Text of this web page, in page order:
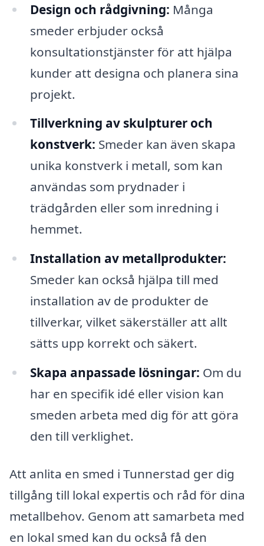
Design och rådgivning: Många
smeder erbjuder också
konsultationstjänster för att hjälpa
kunder att designa och planera sina
projekt.
Tillverkning av skulpturer och
konstverk: Smeder kan även skapa
unika konstverk i metall, som kan
användas som prydnader i
trädgården eller som inredning i
hemmet.
Installation av metallprodukter:
Smeder kan också hjälpa till med
installation av de produkter de
tillverkar, vilket säkerställer att allt
sätts upp korrekt och säkert.
Skapa anpassade lösningar: Om du
har en specifik idé eller vision kan
smeden arbeta med dig för att göra
den till verklighet.
Att anlita en smed i Tunnerstad ger dig
tillgång till lokal expertis och råd för dina
metallbehov. Genom att samarbeta med
en lokal smed kan du också få den